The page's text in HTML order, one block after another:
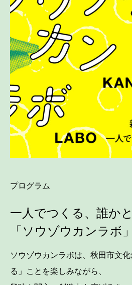
プログラム
一人でつくる、誰か
「ソウゾウカンラボ」
ソウゾウカンラボは、秋田市文
る」ことを楽しみながら、